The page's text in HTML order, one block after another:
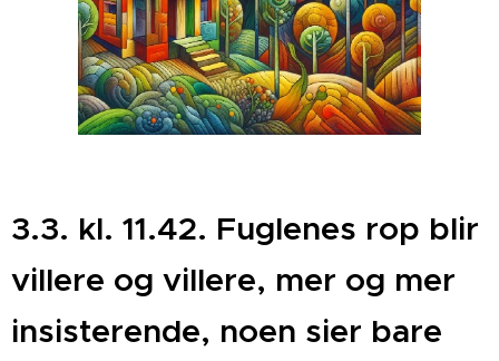
3.3. kl. 11.42. Fuglenes rop blir
villere og villere, mer og mer
insisterende, noen sier bare